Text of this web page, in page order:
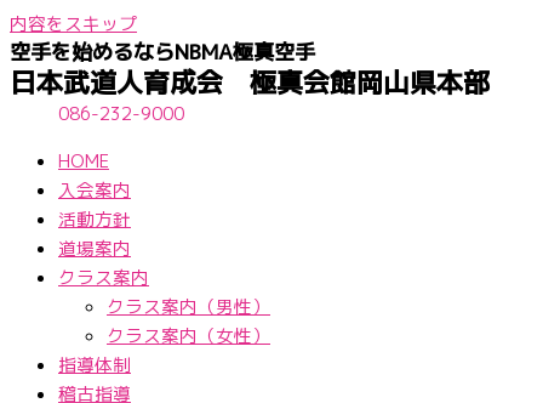
内容をスキップ
空手を始めるならNBМA極真空手
日本武道人育成会 極真会館岡山県本部
086-232-9000
HOME
入会案内
活動方針
道場案内
クラス案内
クラス案内（男性）
クラス案内（女性）
指導体制
稽古指導